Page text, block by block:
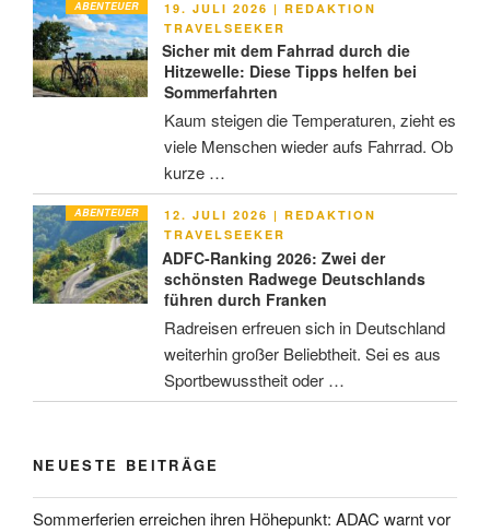
ABENTEUER
VERÖFFENTLICHT
AM
19. JULI 2026 | REDAKTION
TRAVELSEEKER
Sicher mit dem Fahrrad durch die
Hitzewelle: Diese Tipps helfen bei
Sommerfahrten
Kaum steigen die Temperaturen, zieht es
viele Menschen wieder aufs Fahrrad. Ob
kurze …
ABENTEUER
VERÖFFENTLICHT
AM
12. JULI 2026 | REDAKTION
TRAVELSEEKER
ADFC-Ranking 2026: Zwei der
schönsten Radwege Deutschlands
führen durch Franken
Radreisen erfreuen sich in Deutschland
weiterhin großer Beliebtheit. Sei es aus
Sportbewusstheit oder …
NEUESTE BEITRÄGE
Sommerferien erreichen ihren Höhepunkt: ADAC warnt vor